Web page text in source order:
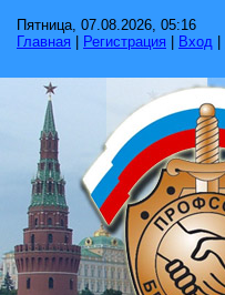
Пятница, 07.08.2026, 05:16
Главная
Регистрация Вход